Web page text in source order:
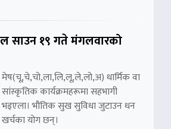
साउन १९ गते मंगलवारको
मेष(चू,चे,चो,ला,लि,लू,ले,लो,अ) धार्मिक वा
सांस्कृतिक कार्यक्रमहरूमा सहभागी
भइएला। भौतिक सुख सुविधा जुटाउन धन
खर्चका योग छन्।